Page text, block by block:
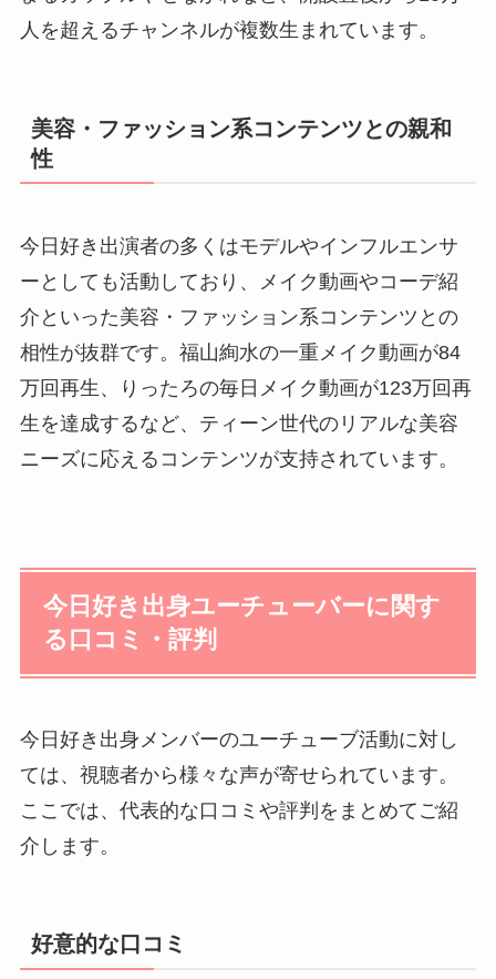
人を超えるチャンネルが複数生まれています。
美容・ファッション系コンテンツとの親和
性
今日好き出演者の多くはモデルやインフルエンサ
ーとしても活動しており、メイク動画やコーデ紹
介といった美容・ファッション系コンテンツとの
相性が抜群です。福山絢水の一重メイク動画が84
万回再生、りったろの毎日メイク動画が123万回再
生を達成するなど、ティーン世代のリアルな美容
ニーズに応えるコンテンツが支持されています。
今日好き出身ユーチューバーに関す
る口コミ・評判
今日好き出身メンバーのユーチューブ活動に対し
ては、視聴者から様々な声が寄せられています。
ここでは、代表的な口コミや評判をまとめてご紹
介します。
好意的な口コミ